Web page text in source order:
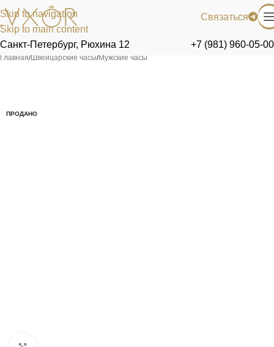
Skip to navigation
Skip to main content
Связаться
Санкт-Петербург, Рюхина 12 +7 (981) 960-05-00
Главная/Швейцарские часы/Мужские часы
ПРОДАНО